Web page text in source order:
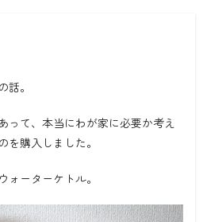
。
って、本当にわが家に必要か考え
を購入しました。
ォーターケトル。